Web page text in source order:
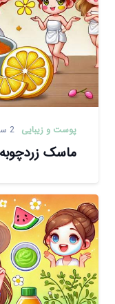
پوست و زیبایی 2 سال پیش
ماسک